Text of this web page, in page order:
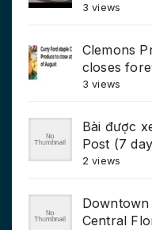
3 views
Clemons
closes
3 views
Bài được
Post (7
2 views
Central